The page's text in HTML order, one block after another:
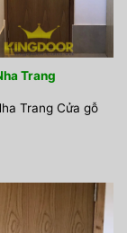
Trang
Trang Cửa gỗ